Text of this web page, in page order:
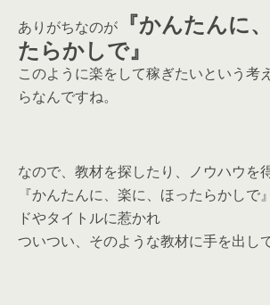
ありがちなのが
『かんたんに
たらかしで』
このように楽をして稼ぎたいという考
らなんですね。
なので、教材を探したり、ノウハウを
『かんたんに、楽に、ほったらかしで
ドやタイトルに惹かれ
ついつい、そのような教材に手を出し